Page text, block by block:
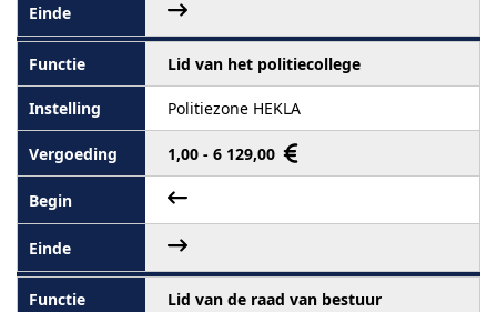
Lid van het politiecollege
Politiezone HEKLA
1,00 - 6 129,00
Lid van de raad van bestuur